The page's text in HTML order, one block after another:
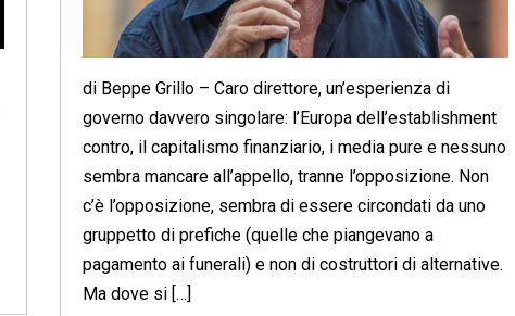
1
0
2
2
di Beppe Grillo – Caro direttore, un’esperienza di
governo davvero singolare: l’Europa dell’establishment
contro, il capitalismo finanziario, i media pure e nessuno
sembra mancare all’appello, tranne l’opposizione. Non
c’è l’opposizione, sembra di essere circondati da uno
gruppetto di prefiche (quelle che piangevano a
pagamento ai funerali) e non di costruttori di alternative.
Ma dove si […]